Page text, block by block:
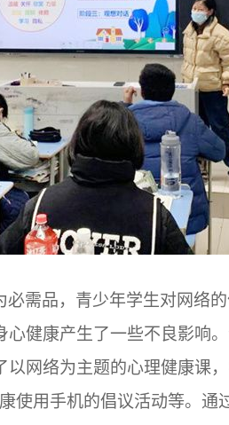
需品，青少年学生对网络
健康产生了一些不良影响
网络为主题的心理健康课
使用手机的倡议活动等。